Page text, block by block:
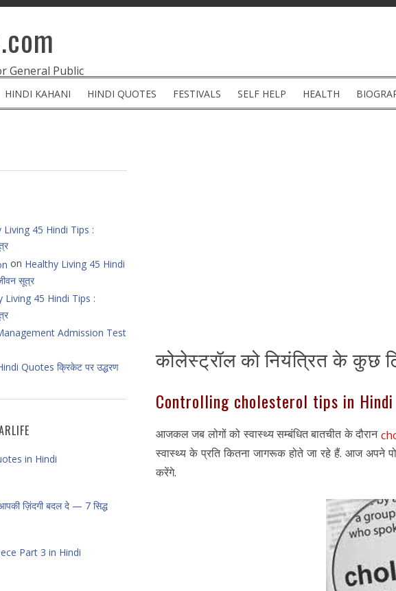
General Public
HINDI KAHANI HINDI QUOTES FESTIVALS SELF HELP HEALTH
कोलेस्ट्रॉल को नियंत्रित के कुछ
Controlling cholesterol tips in Hindi
आजकल जब लोगों को स्वास्थ्य सम्बंधित बातचीत के दौरान
स्वास्थ्य के प्रति कितना जागरूक होते जा रहे हैं. आज अपने
करेंगे.
Living 45 Hindi Tips :
on Healthy Living 45 Hindi
सूत्र
Living 45 Hindi Tips :
Admission Test
Quotes क्रिकेट पर उद्धरण
in Hindi
ज़िंदगी बदल दे — 7 सिद्ध
Part 3 in Hindi